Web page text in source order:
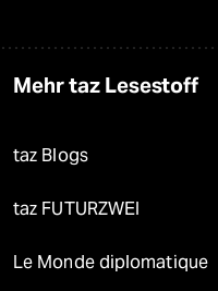
Mehr taz Lesestoff
taz Blogs
taz FUTURZWEI
Le Monde diplomatique